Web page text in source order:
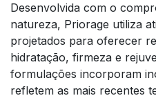
Desenvolvida com o
natureza, Priorage utiliza
projetados para oferecer
hidratação, firmeza e
formulações incorporam
refletem as mais recentes